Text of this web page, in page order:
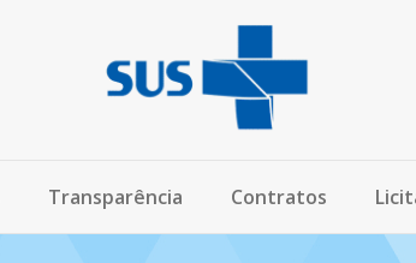
Transparência Contratos